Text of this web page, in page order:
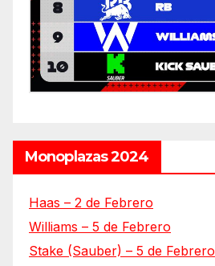
Monoplazas 2024
Haas – 2 de Febrero
Williams – 5 de Febrero
Stake (Sauber) – 5 de Febrero